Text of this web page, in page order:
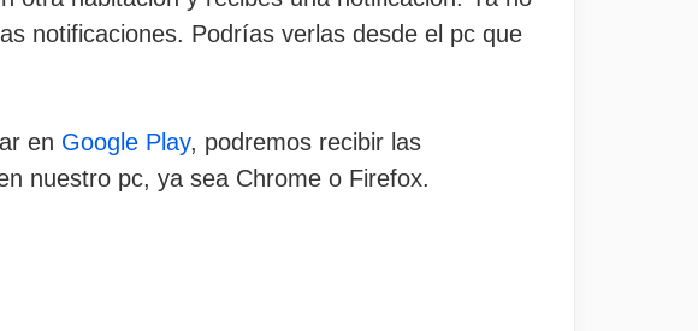
notificaciones. Podrías verlas desde el pc que
en Google Play, podremos recibir las
nuestro pc, ya sea Chrome o Firefox.